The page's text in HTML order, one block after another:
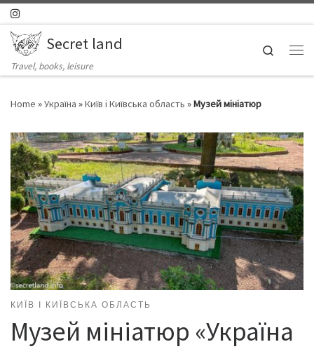
Skip to content
Secret land
Travel, books, leisure
Search
Home »Україна »Київ і Київська область »Музей мініатюр
КИЇВ І КИЇВСЬКА ОБЛАСТЬ
Музей мініатюр «Україна